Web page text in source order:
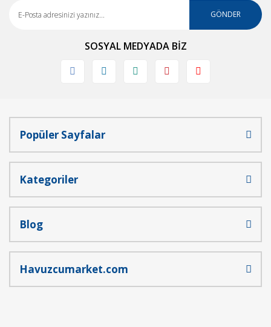
GÖNDER
SOSYAL MEDYADA BİZ
Popüler Sayfalar
Kategoriler
Blog
Havuzcumarket.com